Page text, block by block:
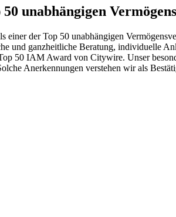
unabhän­gigen
der Top 50 unabhän­gigen
und ganzheit­liche Beratung, indivi­du­elle
50 IAM Award von Citywire. Unser
Anerken­nungen verstehen wir als